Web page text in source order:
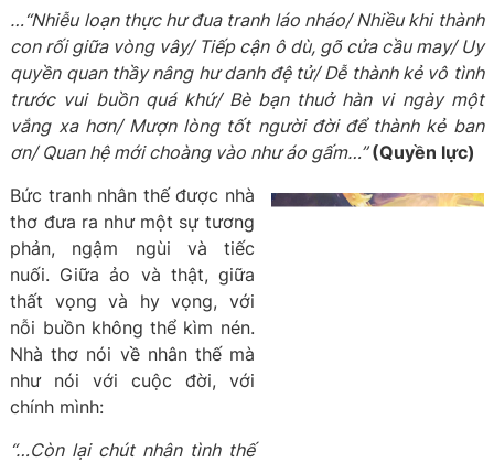
…“Nhiễu loạn thực hư đua tranh láo nháo/ Nhiều khi thành
con rối giữa vòng vây/ Tiếp cận ô dù, gõ cửa cầu may/ Uy
quyền quan thầy nâng hư danh đệ tử/ Dễ thành kẻ vô tình
trước vui buồn quá khứ/ Bè bạn thuở hàn vi ngày một
vắng xa hơn/ Mượn lòng tốt người đời để thành kẻ ban
ơn/ Quan hệ mới choàng vào như áo gấm…”(Quyền lực)
Bức tranh nhân thế được nhà
thơ đưa ra như một sự tương
phản, ngậm ngùi và tiếc
nuối. Giữa ảo và thật, giữa
thất vọng và hy vọng, với
nỗi buồn không thể kìm nén.
Nhà thơ nói về nhân thế mà
như nói với cuộc đời, với
chính mình:
“…Còn lại chút nhân tình thế